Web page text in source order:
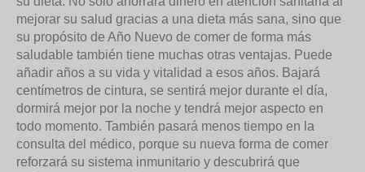
mejorar su salud gracias a una dieta más sana, sino que
su propósito de Año Nuevo de comer de forma más
saludable también tiene muchas otras ventajas. Puede
añadir años a su vida y vitalidad a esos años. Bajará
centímetros de cintura, se sentirá mejor durante el día,
dormirá mejor por la noche y tendrá mejor aspecto en
todo momento. También pasará menos tiempo en la
consulta del médico, porque su nueva forma de comer
reforzará su sistema inmunitario y descubrirá que